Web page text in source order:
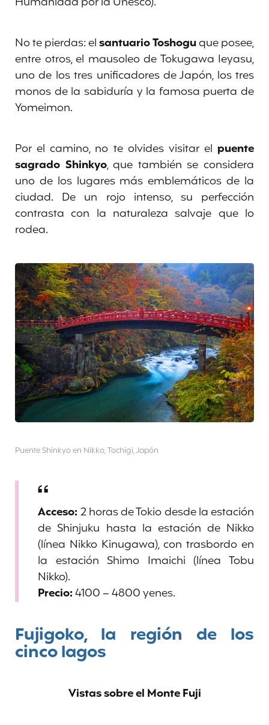
No te pierdas: elsantuario Toshoguque posee,
entre otros, el mausoleo de Tokugawa Ieyasu,
uno de los tres unificadores de Japón, los tres
monos de la sabiduría y la famosa puerta de
Yomeimon.
Por el camino, no te olvides visitar el puente
sagrado Shinkyo, que también se considera
uno de los lugares más emblemáticos de la
ciudad. De un rojo intenso, su perfección
contrasta con la naturaleza salvaje que lo
rodea.
Puente Shinkyo en Nikko, Tochigi, Japón
Acceso:2 horas de Tokio desde la estación
de Shinjuku hasta la estación de Nikko
(línea Nikko Kinugawa), con trasbordo en
la estación Shimo Imaichi (línea Tobu
Nikko).
Precio:4100 – 4800 yenes.
Fujigoko, la región de los
cinco lagos
Vistas sobre el Monte Fuji